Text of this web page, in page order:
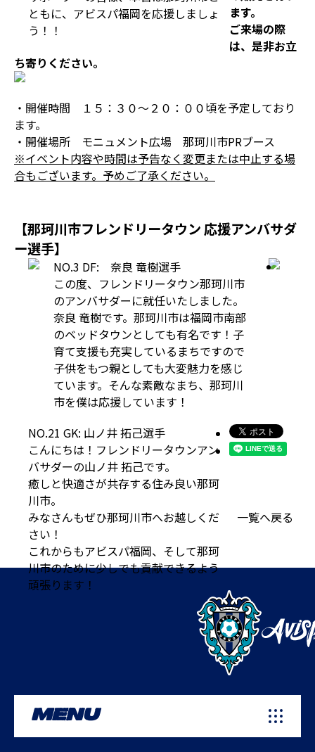
ともに、アビスパ福岡を応援しましょ
う！！
ます。
ご来場の際
は、是非お立
ち寄りください。
・開催時間 １５：３０～２０：００頃を予定しており
ます。
・開催場所 モニュメント広場 那珂川市PRブース
※イベント内容や時間は予告なく変更または中止する場
合もございます。予めご了承ください。
【那珂川市フレンドリータウン 応援アンバサダ
ー選手】
NO.3 DF: 奈良 竜樹選手
この度、フレンドリータウン那珂川市
のアンバサダーに就任いたしました。
奈良 竜樹です。那珂川市は福岡市南部
のベッドタウンとしても有名です！子
育て支援も充実しているまちですので
子供をもつ親としても大変魅力を感じ
ています。そんな素敵なまち、那珂川
市を僕は応援しています！
NO.21 GK: 山ノ井 拓己選手
こんにちは！フレンドリータウンアン
バサダーの山ノ井 拓己です。
癒しと快適さが共存する住み良い那珂
川市。
みなさんもぜひ那珂川市へお越しくだ
さい！
これからもアビスパ福岡、そして那珂
川市のために少しでも貢献できるよう
頑張ります！
一覧へ戻る
MENU